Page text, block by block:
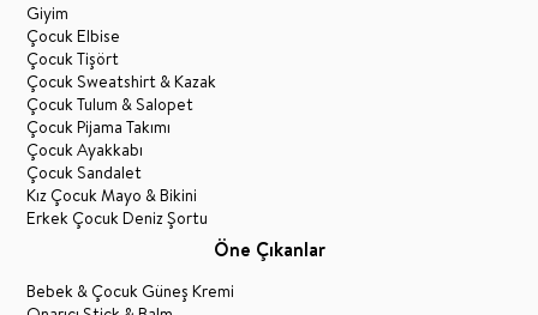
Giyim
Çocuk Elbise
Çocuk Tişört
Çocuk Sweatshirt & Kazak
Çocuk Tulum & Salopet
Çocuk Pijama Takımı
Çocuk Ayakkabı
Çocuk Sandalet
Kız Çocuk Mayo & Bikini
Erkek Çocuk Deniz Şortu
Öne Çıkanlar
Bebek & Çocuk Güneş Kremi